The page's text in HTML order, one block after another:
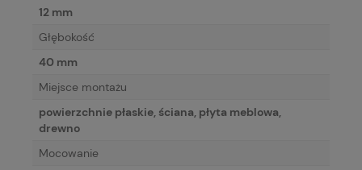
12 mm
Głębokość
40 mm
Miejsce montażu
powierzchnie płaskie, ściana, płyta meblowa,
drewno
Mocowanie